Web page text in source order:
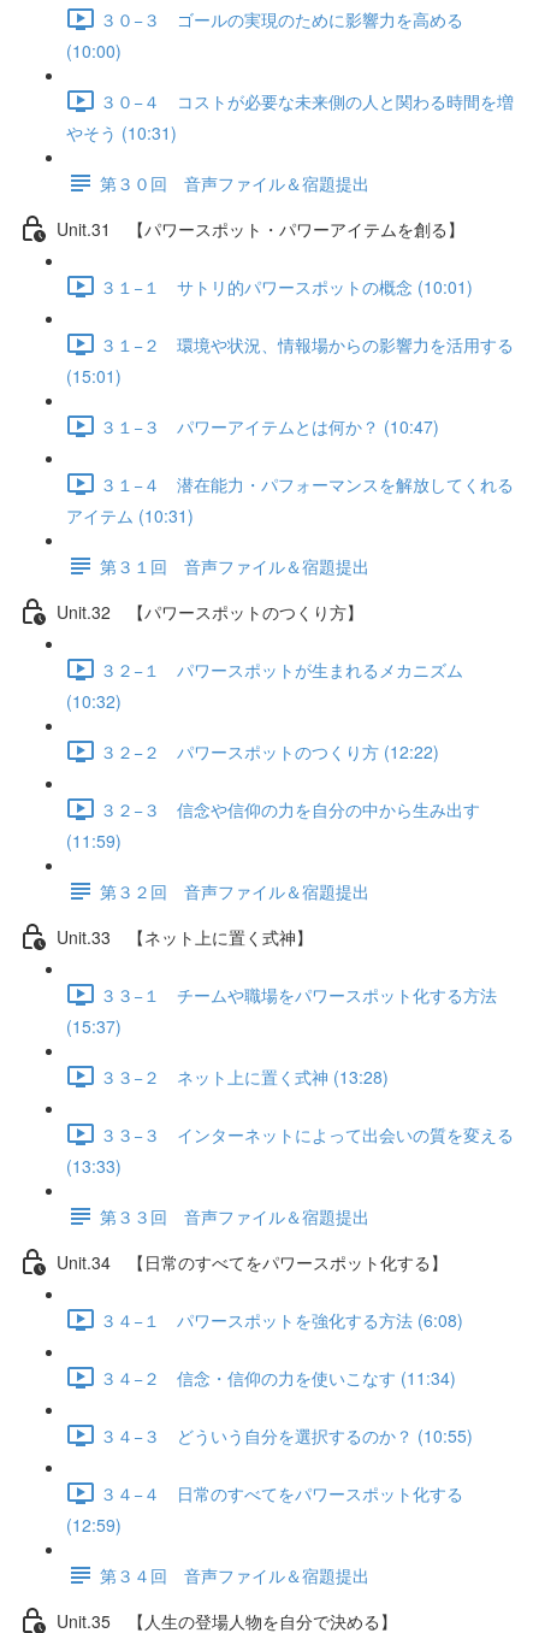
３０−３ ゴールの実現のために影響力を高める
(10:00)
３０−４ コストが必要な未来側の人と関わる時間を増
やそう (10:31)
第３０回 音声ファイル＆宿題提出
Unit.31 【パワースポット・パワーアイテムを創る】
３１−１ サトリ的パワースポットの概念 (10:01)
３１−２ 環境や状況、情報場からの影響力を活用する
(15:01)
３１−３ パワーアイテムとは何か？ (10:47)
３１−４ 潜在能力・パフォーマンスを解放してくれる
アイテム (10:31)
第３１回 音声ファイル＆宿題提出
Unit.32 【パワースポットのつくり方】
３２−１ パワースポットが生まれるメカニズム
(10:32)
３２−２ パワースポットのつくり方 (12:22)
３２−３ 信念や信仰の力を自分の中から生み出す
(11:59)
第３２回 音声ファイル＆宿題提出
Unit.33 【ネット上に置く式神】
３３−１ チームや職場をパワースポット化する方法
(15:37)
３３−２ ネット上に置く式神 (13:28)
３３−３ インターネットによって出会いの質を変える
(13:33)
第３３回 音声ファイル＆宿題提出
Unit.34 【日常のすべてをパワースポット化する】
３４−１ パワースポットを強化する方法 (6:08)
３４−２ 信念・信仰の力を使いこなす (11:34)
３４−３ どういう自分を選択するのか？ (10:55)
３４−４ 日常のすべてをパワースポット化する
(12:59)
第３４回 音声ファイル＆宿題提出
Unit.35 【人生の登場人物を自分で決める】